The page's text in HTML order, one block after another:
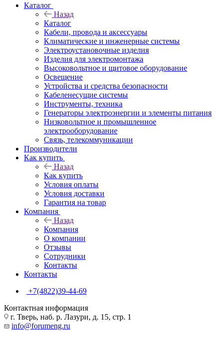
Каталог
Назад
Каталог
Кабели, провода и аксессуары
Климатические и инженерные системы
Электроустановочные изделия
Изделия для электромонтажа
Высоковольтное и щитовое оборудование
Освещение
Устройства и средства безопасности
Кабеленесущие системы
Инструменты, техника
Генераторы электроэнергии и элементы питания
Низковольтное и промышленное
электрооборудование
Связь, телекоммуникации
Производители
Как купить
Назад
Как купить
Условия оплаты
Условия доставки
Гарантия на товар
Компания
Назад
Компания
О компании
Отзывы
Сотрудники
Контакты
Контакты
+7(4822)39-44-69
Контактная информация
г. Тверь, наб. р. Лазури, д. 15, стр. 1
info@forumeng.ru